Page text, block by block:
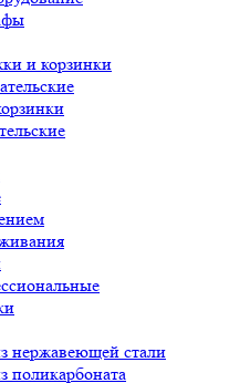
и корзинки
нержавеющей стали
поликарбоната